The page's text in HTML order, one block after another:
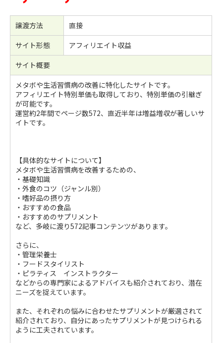
譲渡方法
直接
サイト形態
アフィリエイト収益
サイト概要
メタボや生活習慣病の改善に特化したサイトです。
アフィリエイト特別単価も取得しており、特別単価の引継ぎ
が可能です。
運営約2年間でページ数572、直近半年は増益増収が著しいサ
イトです。
【具体的なサイトについて】
メタボや生活習慣病を改善するための、
・基礎知識
・外食のコツ（ジャンル別）
・嗜好品の摂り方
・おすすめの食品
・おすすめのサプリメント
など、多岐に渡り572記事コンテンツがあります。
さらに、
・管理栄養士
・フードスタイリスト
・ピラティス インストラクター
などからの専門家によるアドバイスも紹介されており、潜在
ニーズを捉えています。
また、それぞれの悩みに合わせたサプリメントが厳選されて
紹介されており、自分にあったサプリメントが見つけられる
ように工夫されています。